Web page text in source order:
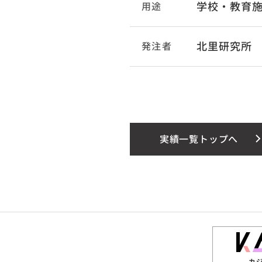
用途 学校・教育
発注者 北里研究所
実績一覧トップへ